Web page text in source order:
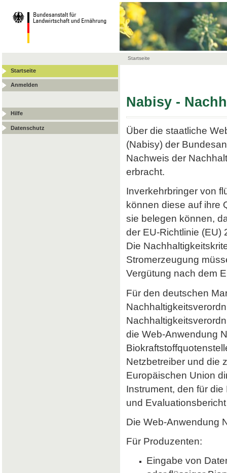
Startseite
Startseite
Anmelden
Hilfe
Datenschutz
Nabisy -
Über die staatliche
(Nabisy) der
Nachweis der
erbracht.
Inverkehrbringer von
können diese auf ihre
sie belegen können,
der EU-Richtlinie (EU)
Die
Stromerzeugung
Vergütung nach dem
Für den deutschen
die Web-Anwendung
Netzbetreiber und die
Europäischen Union
Instrument, den für
und
Die Web-Anwendung
Für Produzenten:
Eingabe von